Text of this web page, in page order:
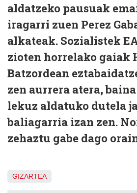
aldatzeko pausuak
iragarri zuen Perez
alkateak. Sozialistek
zioten horrelako gaiak
Batzordean
zen aurrera atera,
lekuz aldatuko dutela
baliagarria izan zen.
zehaztu gabe dago
GIZARTEA